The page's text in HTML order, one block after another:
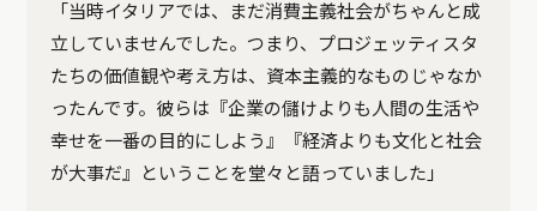
「当時イタリアでは、まだ消費主義社会がちゃんと成
立していませんでした。つまり、プロジェッティスタ
たちの価値観や考え方は、資本主義的なものじゃなか
ったんです。彼らは『企業の儲けよりも人間の生活や
幸せを一番の目的にしよう』『経済よりも文化と社会
が大事だ』ということを堂々と語っていました」